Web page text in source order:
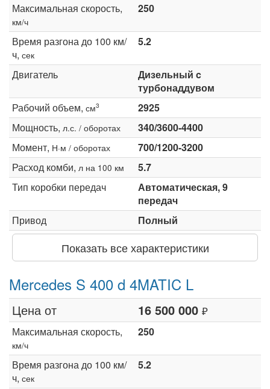
Максимальная скорость,
км/ч
250
Время разгона до 100 км/
ч, сек
5.2
Двигатель
Дизельный c
турбонаддувом
Рабочий объем, см3
2925
Мощность, л.с. / оборотах
340/3600-4400
Момент, Н·м / оборотах
700/1200-3200
Расход комби, л на 100 км
5.7
Тип коробки передач
Автоматическая, 9
передач
Привод
Полный
Показать все характеристики
Mercedes S 400 d 4MATIC L
Цена от 16 500 000 ₽
Максимальная скорость,
км/ч
250
Время разгона до 100 км/
ч, сек
5.2